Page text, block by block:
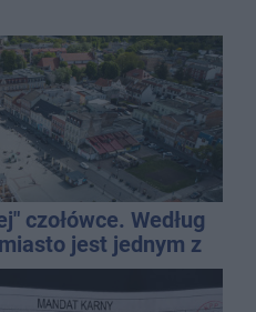
czołówce. Według
jest jednym z
na upały